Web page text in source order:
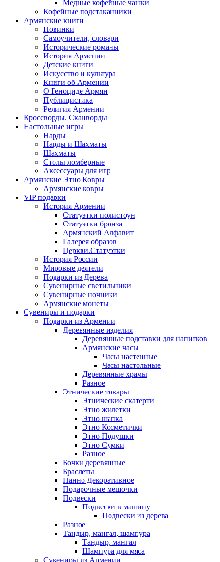
Медные кофейные чашки
Кофейные подстаканники
Армянские книги
Новинки
Самоучители, словари
Исторические романы
История Армении
Детские книги
Иcкусство и культура
Книги об Армении
О Геноциде Армян
Публицистика
Религия Армении
Кроссворды. Сканворды
Настольные игры
Нарды
Нарды и Шахматы
Шахматы
Столы ломберные
Аксессуары для игр
Армянские Этно Ковры
Армянские ковры
VIP подарки
История Армении
Статуэтки полистоун
Статуэтки бронза
Армянский Алфавит
Галерея образов
Церкви.Статуэтки
История России
Мировые деятели
Подарки из Дерева
Сувенирные светильники
Сувенирные ночники
Армянские монеты
Сувениры и подарки
Подарки из Армении
Деревянные изделия
Деревянные подставки для напитков
Армянские часы
Часы настенные
Часы настольные
Деревянные храмы
Разное
Этнические товары
Этнические скатерти
Этно жилетки
Этно шапка
Этно Косметички
Этно Подушки
Этно Сумки
Разное
Бочки деревянные
Браслеты
Панно Декоративное
Подарочные мешочки
Подвески
Подвески в машину
Подвески из дерева
Разное
Тандыр, мангал, шампура
Тандыр, мангал
Шампура для мяса
Сувениры из Армении